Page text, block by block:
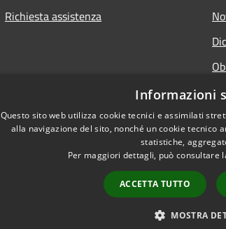
Richiesta assistenza
Informazioni
Questo sito web utilizza cookie tecnici e assimilati
alla navigazione del sito, nonché un cookie tecnico
statistiche,
Per maggiori dettagli, può consultare
ACCETTA TUTTO
MOSTRA